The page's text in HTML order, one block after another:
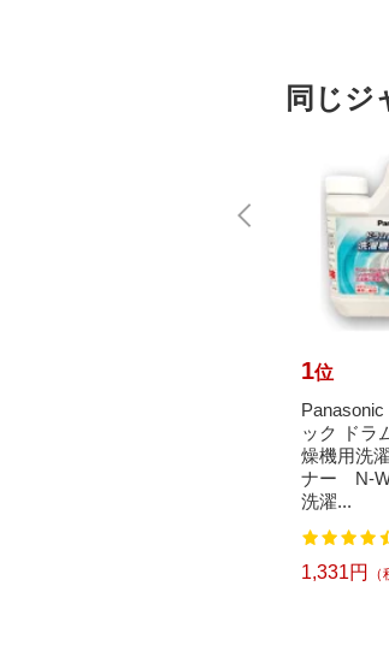
同じジ
1位
ック ドラ
燥機用洗
ナー N-
洗濯...
1,331円